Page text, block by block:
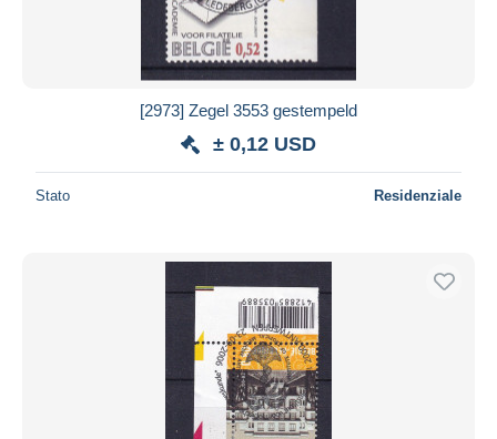
[2973] Zegel 3553 gestempeld
± 0,12 USD
Stato Residenziale